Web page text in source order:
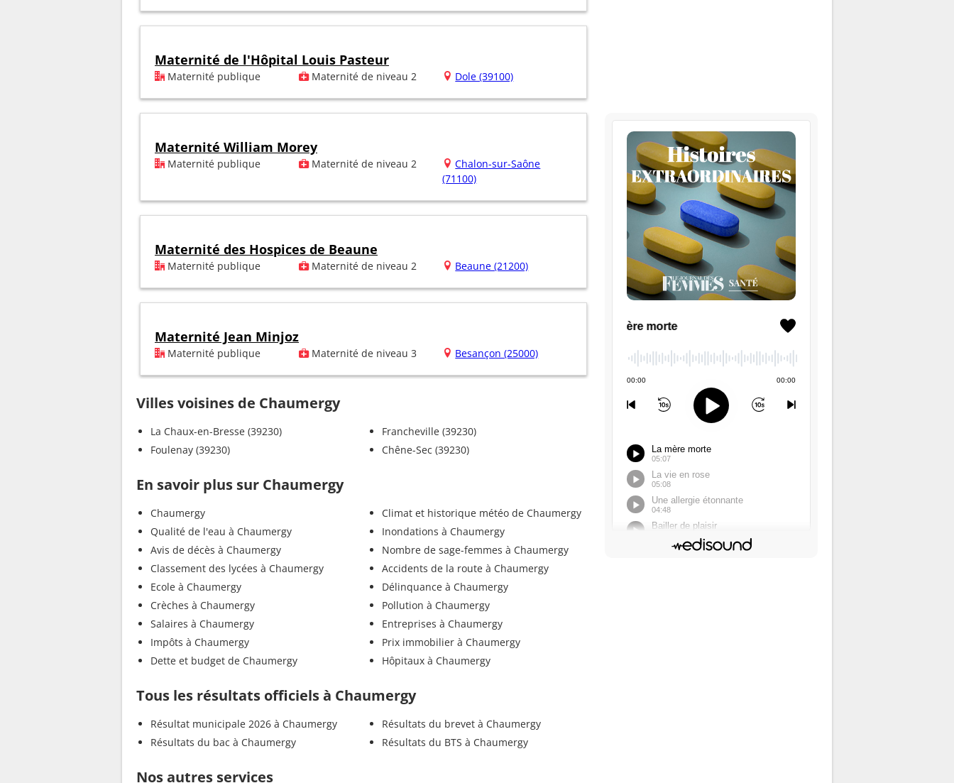
Maternité de l'Hôpital Louis Pasteur
Maternité publique Maternité de niveau 2 Dole (39100)
Maternité William Morey
Maternité publique Maternité de niveau 2
Chalon-sur-Saône
(71100)
Maternité des Hospices de Beaune
Maternité publique Maternité de niveau 2 Beaune (21200)
Maternité Jean Minjoz
Maternité publique Maternité de niveau 3 Besançon (25000)
Villes voisines de Chaumergy
La Chaux-en-Bresse (39230)
Foulenay (39230)
Francheville (39230)
Chêne-Sec (39230)
En savoir plus sur Chaumergy
Chaumergy
Qualité de l'eau à Chaumergy
Avis de décès à Chaumergy
Classement des lycées à Chaumergy
Ecole à Chaumergy
Crèches à Chaumergy
Salaires à Chaumergy
Impôts à Chaumergy
Dette et budget de Chaumergy
Climat et historique météo de Chaumergy
Inondations à Chaumergy
Nombre de sage-femmes à Chaumergy
Accidents de la route à Chaumergy
Délinquance à Chaumergy
Pollution à Chaumergy
Entreprises à Chaumergy
Prix immobilier à Chaumergy
Hôpitaux à Chaumergy
Tous les résultats officiels à Chaumergy
Résultat municipale 2026 à Chaumergy
Résultats du bac à Chaumergy
Résultats du brevet à Chaumergy
Résultats du BTS à Chaumergy
Nos autres services